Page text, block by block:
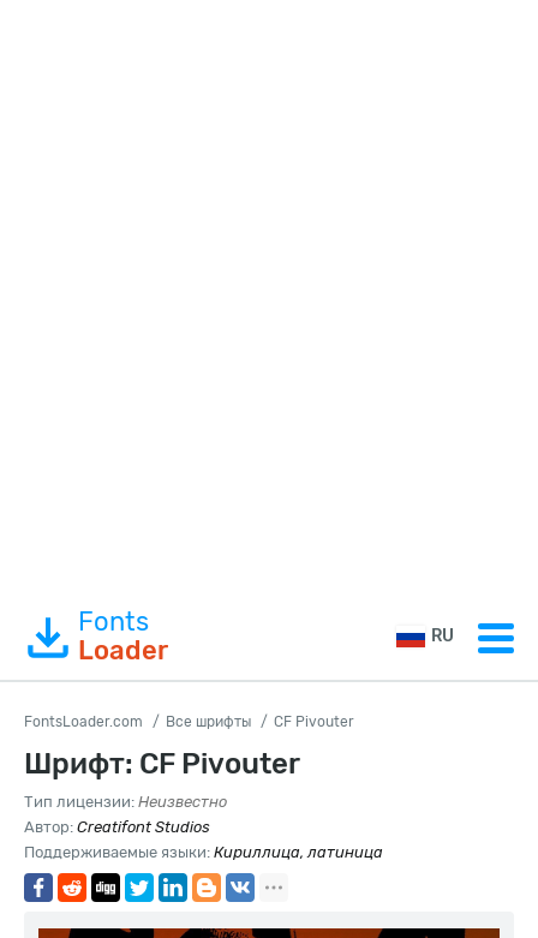
Fonts
Loader
RU
FontsLoader.com Все шрифты CF Pivouter
Шрифт: CF Pivouter
Тип лицензии: Неизвестно
Автор: Creatifont Studios
Поддерживаемые языки: Кириллица, латиница